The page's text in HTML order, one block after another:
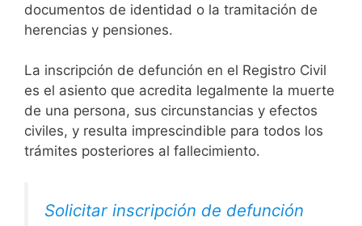
documentos de identidad o la tramitación de
herencias y pensiones.
La inscripción de defunción en el Registro Civil
es el asiento que acredita legalmente la muerte
de una persona, sus circunstancias y efectos
civiles, y resulta imprescindible para todos los
trámites posteriores al fallecimiento.
Solicitar inscripción de defunción